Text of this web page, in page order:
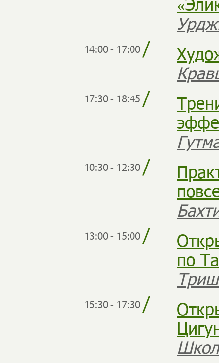
14:00 - 17:00/
17:30 - 18:45 /
10:30 - 12:30/
13:00 - 15:00/
по
15:30 - 17:30/